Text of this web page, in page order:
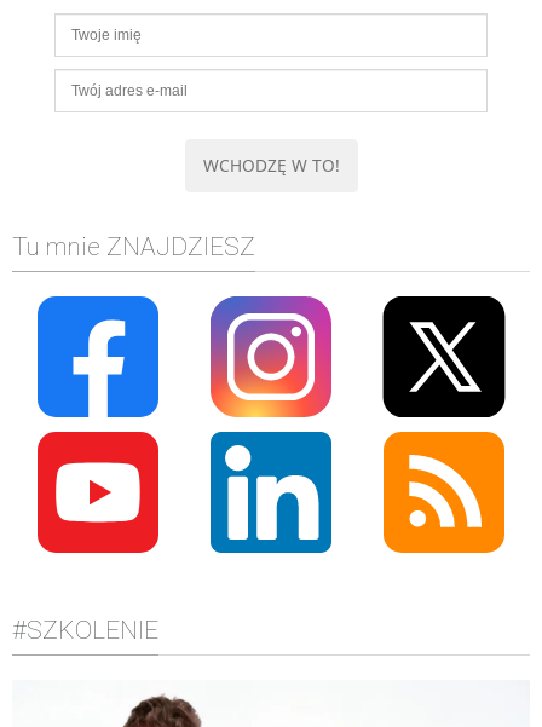
Android
KONTROLA WERSJI
SQL
TESTOWANIE
SIECI
WYDARZENIA
BIZNES
PO GODZINACH
KONTAKT
Tu mnie ZNAJDZIESZ
#SZKOLENIE